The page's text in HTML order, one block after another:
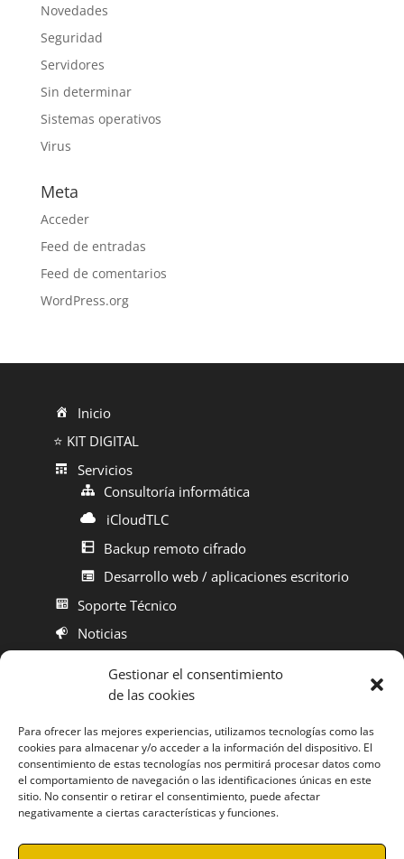
Gestionar el consentimiento
de las cookies
Para ofrecer las mejores experiencias, utilizamos tecnologías como las
cookies para almacenar y/o acceder a la información del dispositivo. El
consentimiento de estas tecnologías nos permitirá procesar datos como
el comportamiento de navegación o las identificaciones únicas en este
sitio. No consentir o retirar el consentimiento, puede afectar
negativamente a ciertas características y funciones.
Novedades
Seguridad
Servidores
Sin determinar
Sistemas operativos
Virus
Meta
Acceder
Feed de entradas
Feed de comentarios
WordPress.org
Inicio
⭐ KIT DIGITAL
Servicios
Consultoría informática
iCloudTLC
Backup remoto cifrado
Desarrollo web / aplicaciones escritorio
Soporte Técnico
Noticias
Aviso Legal
Política de Privacidad